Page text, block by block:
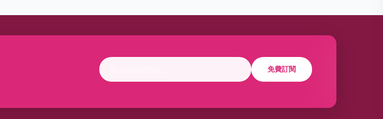
免費訂閱